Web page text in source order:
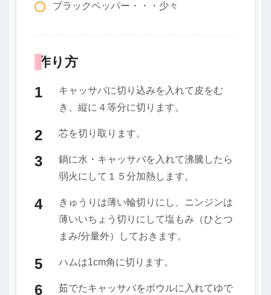
ブラックペッパー・・・少々
作り方
キャッサバに切り込みを入れて皮をむ
き、縦に４等分に切ります。
芯を切り取ります。
鍋に水・キャッサバを入れて沸騰したら
弱火にして１５分加熱します。
きゅうりは薄い輪切りにし、ニンジンは
薄いいちょう切りにして塩もみ（ひとつ
まみ/分量外）しておきます。
ハムは1cm角に切ります。
茹でたキャッサバをボウルに入れてゆで